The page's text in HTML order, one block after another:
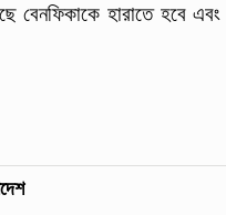
বেনফিকাকে হারাতে হবে